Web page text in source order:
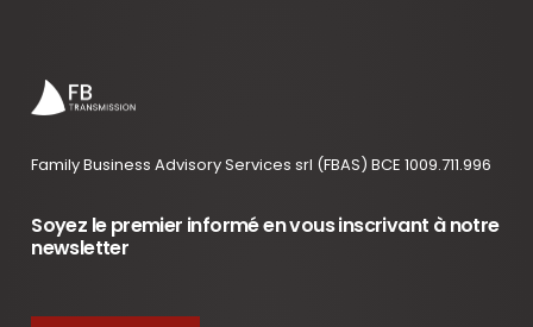
Family Business Advisory Services srl (FBAS) BCE 1009.711.996
Soyez le premier informé en vous inscrivant à notre
newsletter